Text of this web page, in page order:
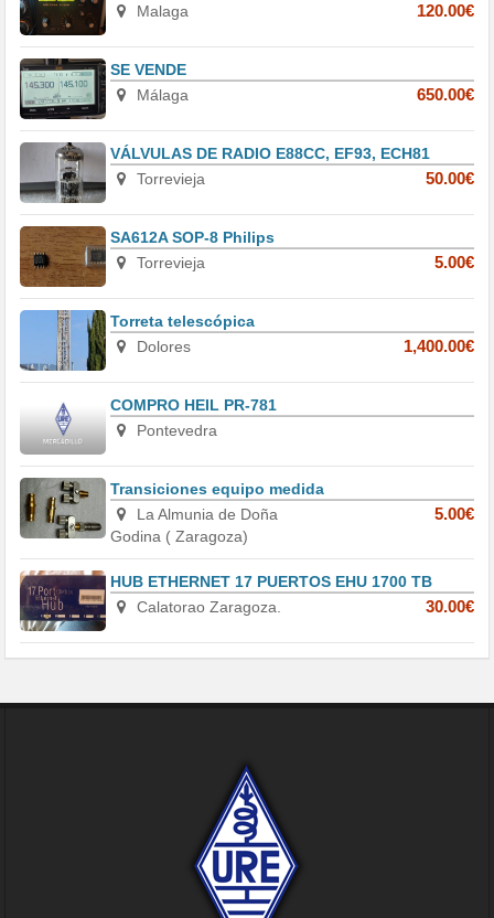
Malaga
120.00€
SE VENDE
Málaga
650.00€
VÁLVULAS DE RADIO E88CC, EF93, ECH81
Torrevieja
50.00€
SA612A SOP-8 Philips
Torrevieja
5.00€
Torreta telescópica
Dolores
1,400.00€
COMPRO HEIL PR-781
Pontevedra
Transiciones equipo medida
La Almunia de Doña
Godina ( Zaragoza)
5.00€
HUB ETHERNET 17 PUERTOS EHU 1700 TB
Calatorao Zaragoza.
30.00€